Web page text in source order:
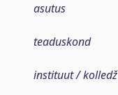
asutus
teaduskond
instituut / kolledž